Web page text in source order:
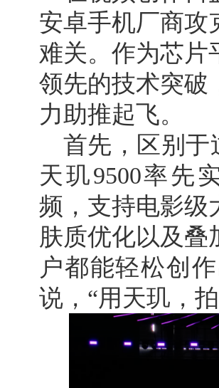
安卓手机厂商攻
难关。作为芯片
领先的技术突破
力助推起飞。
首先，区别于
天玑9500率先
频，支持电影级
肤质优化以及叠
户都能轻松创
说，“用天玑，